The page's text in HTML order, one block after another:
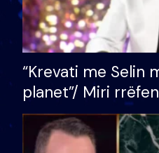
“Krevati me Selin
planet”/ Miri
bukura në
mungojë zilja e